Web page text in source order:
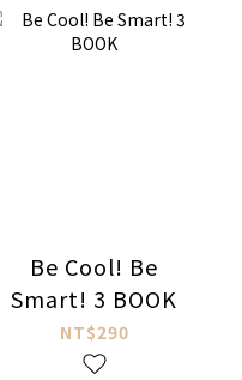
Be Cool! Be
Smart! 3 BOOK
NT$290